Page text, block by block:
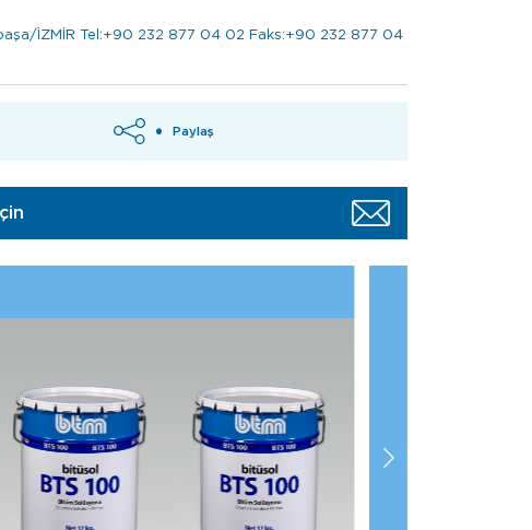
İZMİR Tel:+90 232 877 04 02 Faks:+90 232 877 04
Paylaş